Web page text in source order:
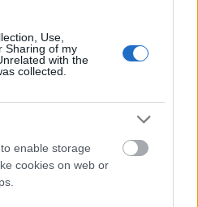
Use,
Sharing of my
with the
collected.
enable storage
cookies on web or